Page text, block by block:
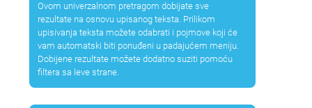
Ovom univerzalnom pretragom dobijate sve
rezultate na osnovu upisanog teksta. Prilikom
upisivanja teksta možete odabrati i pojmove koji će
vam automatski biti ponuđeni u padajućem meniju.
Dobijene rezultate možete dodatno suziti pomoću
filtera sa leve strane.